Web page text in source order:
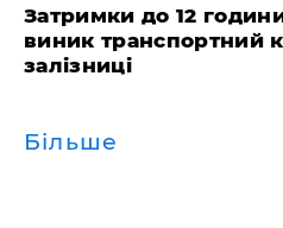
Затримки до 12
виник транспортний
залізниці
Більше